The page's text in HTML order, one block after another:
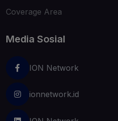
Coverage Area
Media Sosial
ION Network
ionnetwork.id